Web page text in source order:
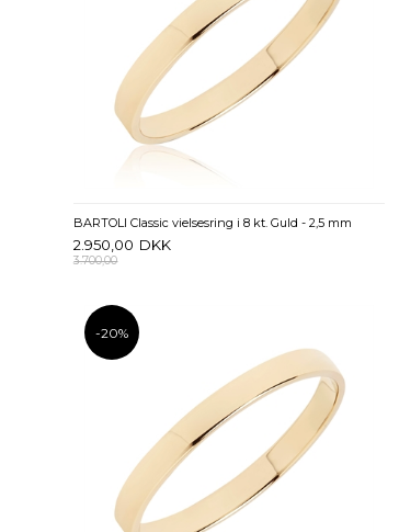
BARTOLI Classic vielsesring i 8 kt. Guld - 2,5 mm
2.950,00 DKK
3.700,00
-20%